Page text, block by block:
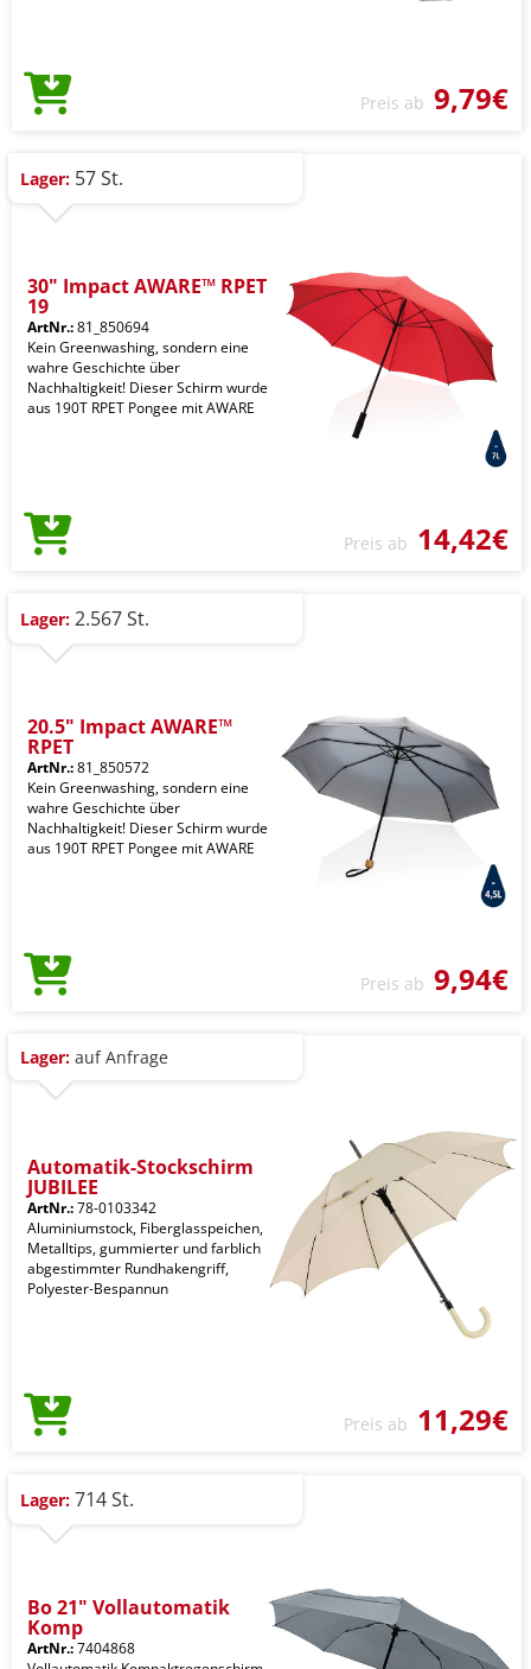
Preis ab 9,79€
Lager: 57 St.
30" Impact AWARE™ RPET
19
ArtNr.:81_850694
Kein Greenwashing, sondern eine
wahre Geschichte über
Nachhaltigkeit! Dieser Schirm wurde
aus 190T RPET Pongee mit AWARE
Preis ab 14,42€
Lager: 2.567 St.
20.5" Impact AWARE™
RPET
ArtNr.:81_850572
Kein Greenwashing, sondern eine
wahre Geschichte über
Nachhaltigkeit! Dieser Schirm wurde
aus 190T RPET Pongee mit AWARE
Preis ab 9,94€
Lager: auf Anfrage
Automatik-Stockschirm
JUBILEE
ArtNr.:78-0103342
Aluminiumstock, Fiberglasspeichen,
Metalltips, gummierter und farblich
abgestimmter Rundhakengriff,
Polyester-Bespannun
Preis ab 11,29€
Lager: 714 St.
Bo 21" Vollautomatik
Komp
ArtNr.:7404868